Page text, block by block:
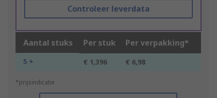
Controleer leverdata
Aantal stuks Per stuk Per verpakking*
5 + € 1,396 € 6,98
*prijsindicatie